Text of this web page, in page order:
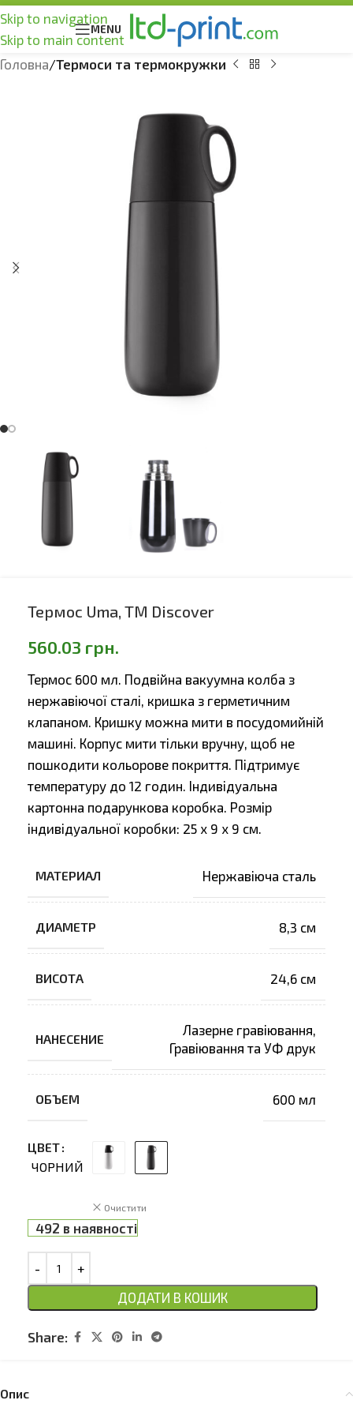
Skip to navigation
Skip to main content
MENU
Головна Термоси та термокружки
Термос Uma, ТМ Discover
560.03 грн.
Термос 600 мл. Подвійна вакуумна колба з
нержавіючої сталі, кришка з герметичним
клапаном. Кришку можна мити в посудомийній
машині. Корпус мити тільки вручну, щоб не
пошкодити кольорове покриття. Підтримує
температуру до 12 годин. Індивідуальна
картонна подарункова коробка. Розмір
індивідуальної коробки: 25 х 9 х 9 см.
МАТЕРИАЛ Нержавіюча сталь
ДИАМЕТР 8,3 см
ВИСОТА 24,6 см
НАНЕСЕНИЕ
Лазерне гравіювання,
Гравіювання та УФ друк
ОБЪЕМ 600 мл
ЦВЕТ
ЧОРНИЙ
Очистити
492 в наявності
ДОДАТИ В КОШИК
Share:
Опис